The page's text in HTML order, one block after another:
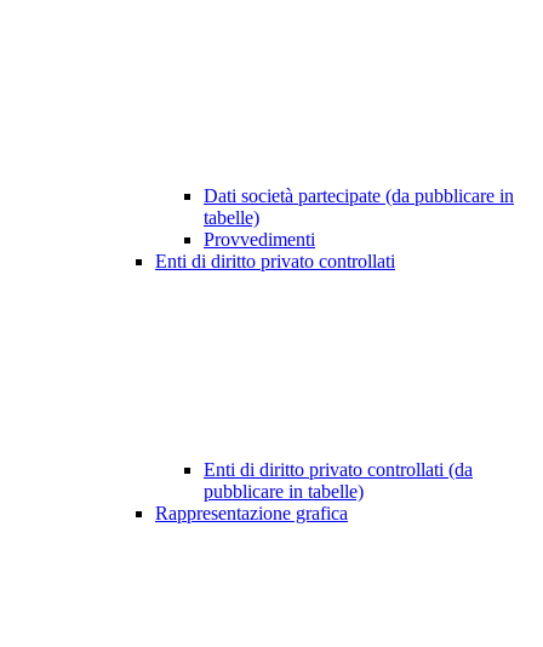
Dati società partecipate (da pubblicare in
tabelle)
Provvedimenti
Enti di diritto privato controllati
Enti di diritto privato controllati (da
pubblicare in tabelle)
Rappresentazione grafica